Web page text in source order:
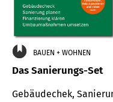
BAUEN + WOHNEN
Das Sanierungs-Set
Gebäudechek,